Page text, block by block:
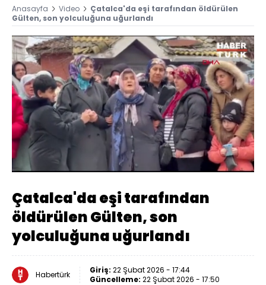
Anasayfa Video
Çatalca'da eşi tarafından öldürülen
Gülten, son yolculuğuna uğurlandı
Sesi
Aç
Yüklendi
10.27%
Oynatma
Hızı
Çatalca'da eşi tarafından
öldürülen Gülten, son
yolculuğuna uğurlandı
Habertürk Giriş: 22 Şubat 2026 - 17:44
Güncelleme: 22 Şubat 2026 - 17:50